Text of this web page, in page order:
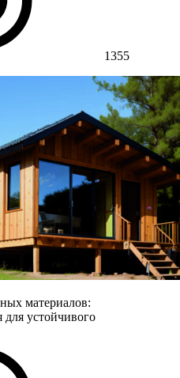
1355
материалов:
устойчивого